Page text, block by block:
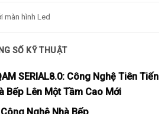
màn hình Led
SỐ KỸ THUẬT
SERIAL8.0: Công Nghệ Tiên Tiến
Bếp Lên Một Tầm Cao Mới